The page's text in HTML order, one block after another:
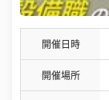
開催日時
開催場所